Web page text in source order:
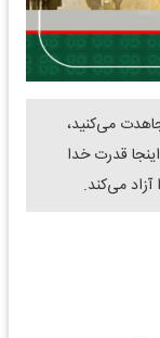
می‌کنید،
قدرت خدا
می‌کند.